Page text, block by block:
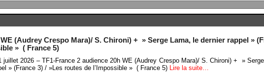
(Audrey Crespo Mara)/ S. Chironi) + » Serge Lama, le dernier rappel »
» ( France 5)
juillet 2026 – TF1-France 2 audience 20h WE (Audrey Crespo Mara)/ S. Chironi) + »
» (France 3) / »Les routes de l’Impossible » ( France 5) Lire la suite…